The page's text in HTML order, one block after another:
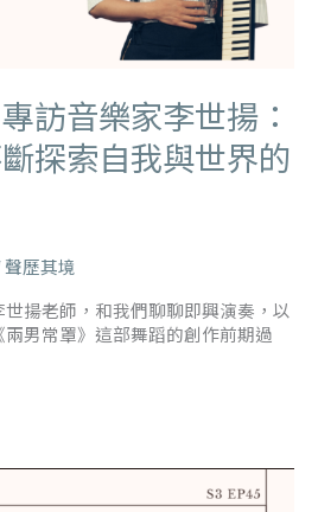
訪音樂家李世揚：
探索自我與世界的
聲歷其境
揚老師，和我們聊聊即興演奏，以
男常罩》這部舞蹈的創作前期過